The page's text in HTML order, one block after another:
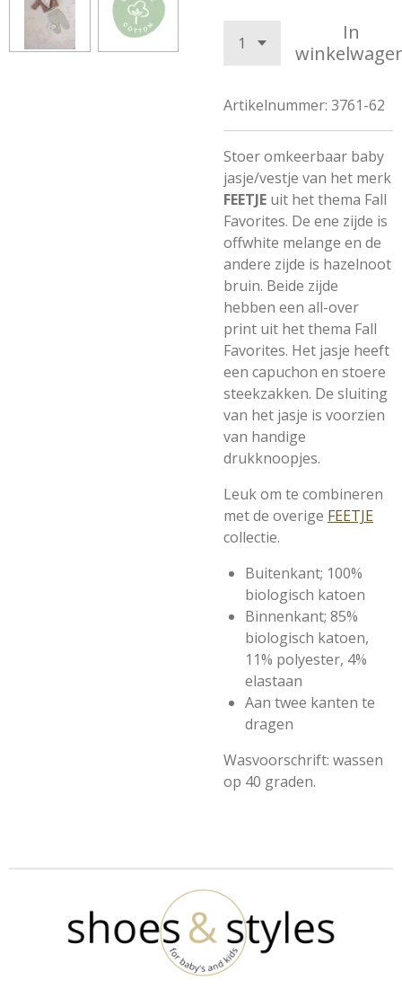
In
Artikelnummer: 3761-62
Stoer omkeerbaar baby
jasje/vestje van het merk
FEETJE uit het thema Fall
Favorites. De ene zijde is
offwhite melange en de
andere zijde is hazelnoot
bruin. Beide zijde
hebben een all-over
print uit het thema Fall
Favorites. Het jasje heeft
een capuchon en stoere
steekzakken. De sluiting
van het jasje is voorzien
van handige
drukknoopjes.
Leuk om te combineren
met de overige FEETJE
collectie.
Buitenkant; 100%
biologisch katoen
Binnenkant; 85%
biologisch katoen,
11% polyester, 4%
elastaan
Aan twee kanten te
dragen
Wasvoorschrift: wassen
op 40 graden.